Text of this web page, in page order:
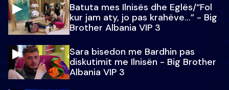
Batuta mes Ilnisës dhe Eglës/“Fol
kur jam aty, jo pas krahëve…” - Big
Brother Albania VIP 3
Sara bisedon me Bardhin pas
diskutimit me Ilnisën - Big Brother
Albania VIP 3